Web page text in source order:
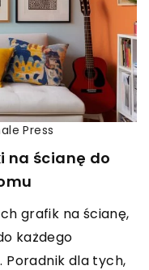
Press
na ścianę do
grafik na ścianę,
każdego
Poradnik dla tych,